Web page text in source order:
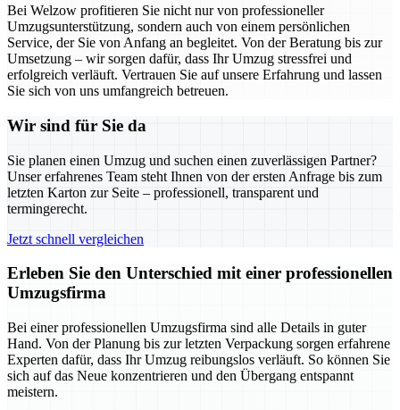
Bei Welzow profitieren Sie nicht nur von professioneller
Umzugsunterstützung, sondern auch von einem persönlichen
Service, der Sie von Anfang an begleitet. Von der Beratung bis zur
Umsetzung – wir sorgen dafür, dass Ihr Umzug stressfrei und
erfolgreich verläuft. Vertrauen Sie auf unsere Erfahrung und lassen
Sie sich von uns umfangreich betreuen.
Wir sind für Sie da
Sie planen einen Umzug und suchen einen zuverlässigen Partner?
Unser erfahrenes Team steht Ihnen von der ersten Anfrage bis zum
letzten Karton zur Seite – professionell, transparent und
termingerecht.
Jetzt schnell vergleichen
Erleben Sie den Unterschied mit einer professionellen
Umzugsfirma
Bei einer professionellen Umzugsfirma sind alle Details in guter
Hand. Von der Planung bis zur letzten Verpackung sorgen erfahrene
Experten dafür, dass Ihr Umzug reibungslos verläuft. So können Sie
sich auf das Neue konzentrieren und den Übergang entspannt
meistern.